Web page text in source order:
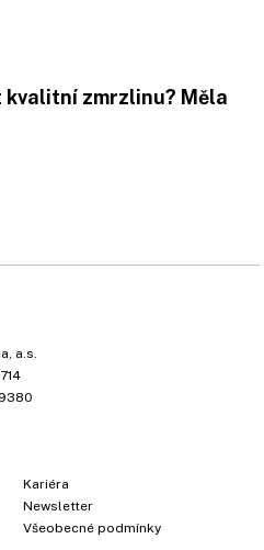
kvalitní zmrzlinu? Měla
a.s.
Kariéra
Newsletter
Všeobecné podmínky